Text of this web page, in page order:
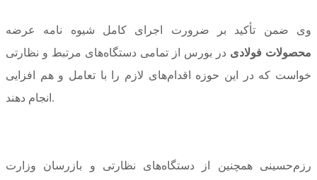
وی ضمن تأکید بر ضرورت اجرای کامل شیوه ‌نامه عرضه
محصولات فولادی در بورس از تمامی دستگاه‌های مرتبط و نظارتی
خواست که در این حوزه اقدام‌های لازم را با تعامل و هم افزایی
انجام دهند.
رزم‌حسینی همچنین از دستگاه‌های نظارتی و بازرسان وزارت